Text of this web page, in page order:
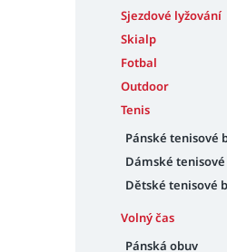
Sjezdové lyžování
Skialp
Fotbal
Outdoor
Tenis
Pánské tenisové
Dámské
Dětské tenisové
Volný čas
Pánská obuv